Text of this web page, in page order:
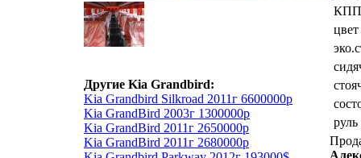
Другие Kia Grandbird:
Kia Grandbird Silkroad 2011г 6600000р
Kia GrandBird 2003г 1300000р
Kia GrandBird 2011г 2650000р
Kia GrandBird 2011г 2680000р
КПП
цвет
руль